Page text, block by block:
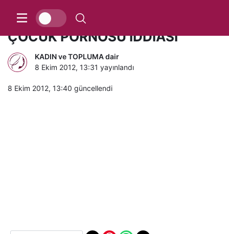
ALTINPORTAKALI KARIŞTIRAN
ÇOCUK PORNOSU İDDİASI
KADIN ve TOPLUMA dair
8 Ekim 2012, 13:31 yayınlandı
8 Ekim 2012, 13:40 güncellendi